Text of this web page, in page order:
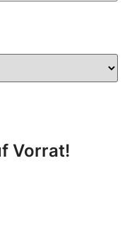
Vorrat!